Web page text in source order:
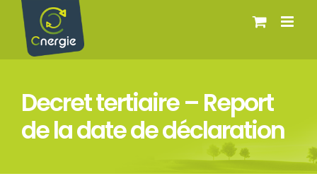
Passer
contenu
Decret tertiaire – Report
de la date de déclaration